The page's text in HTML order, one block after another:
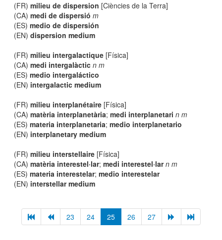
(FR)milieu de dispersion [Ciències de la Terra]
(CA)medi de dispersió m
(ES)medio de dispersión
(EN)dispersion medium
(FR)milieu intergalactique [Física]
(CA)medi intergalàctic n m
(ES)medio intergaláctico
(EN) intergalactic medium
(FR)milieu interplanétaire [Física]
(CA)matèria interplanetària;medi interplanetari n m
(ES)materia interplanetaria;medio interplanetario
(EN) interplanetary medium
(FR)milieu interstellaire [Física]
(CA)matèria interestel·lar;medi interestel·lar n m
(ES)materia interestelar;medio interestelar
(EN) interstellar medium
23 24 25 26 27